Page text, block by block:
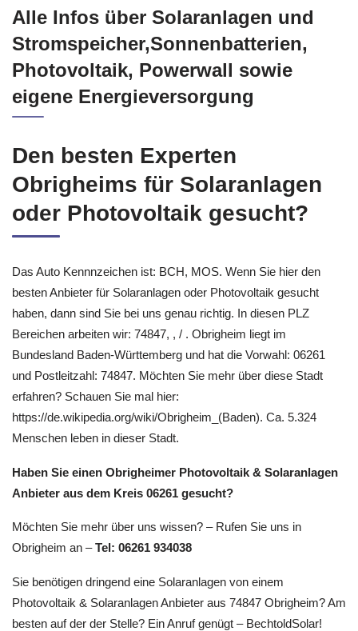
Alle Infos über Solaranlagen und
Stromspeicher,Sonnenbatterien,
Photovoltaik, Powerwall sowie
eigene Energieversorgung
Den besten Experten
Obrigheims für Solaranlagen
oder Photovoltaik gesucht?
Das Auto Kennnzeichen ist: BCH, MOS. Wenn Sie hier den
besten Anbieter für Solaranlagen oder Photovoltaik gesucht
haben, dann sind Sie bei uns genau richtig. In diesen PLZ
Bereichen arbeiten wir: 74847, , / . Obrigheim liegt im
Bundesland Baden-Württemberg und hat die Vorwahl: 06261
und Postleitzahl: 74847. Möchten Sie mehr über diese Stadt
erfahren? Schauen Sie mal hier:
https://de.wikipedia.org/wiki/Obrigheim_(Baden). Ca. 5.324
Menschen leben in dieser Stadt.
Haben Sie einen Obrigheimer Photovoltaik & Solaranlagen
Anbieter aus dem Kreis 06261 gesucht?
Möchten Sie mehr über uns wissen? – Rufen Sie uns in
Obrigheim an –Tel: 06261 934038
Sie benötigen dringend eine Solaranlagen von einem
Photovoltaik & Solaranlagen Anbieter aus 74847 Obrigheim? Am
besten auf der der Stelle? Ein Anruf genügt – BechtoldSolar!